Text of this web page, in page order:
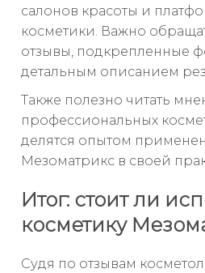
салонов красоты и
косметики. Важно
отзывы, подкрепленные
детальным описанием
Также полезно читать
профессиональных
делятся опытом
Мезоматрикс в своей
Итог: стоит ли
косметику
Судя по отзывам